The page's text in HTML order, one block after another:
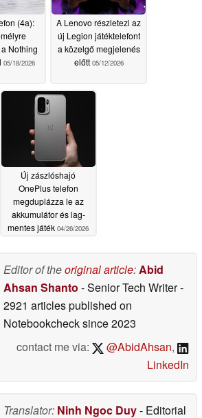
(4a):
Nothing
05/18/2026
A Lenovo részletezi az
új Legion játéktelefont
a közelgő megjelenés
előtt 05/12/2026
Új zászlóshajó
OnePlus telefon
megduplázza le az
akkumulátor és lag-
mentes játék 04/26/2026
Editor of theoriginal article:Abid
Ahsan Shanto - Senior Tech Writer-
2921 articles published on
Notebookchecksince 2023
contact me via:
@AbidAhsan,
LinkedIn
Translator: Ninh Ngoc Duy- Editorial